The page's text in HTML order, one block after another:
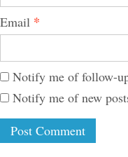
Email *
Notify me of follow-
Notify me of new